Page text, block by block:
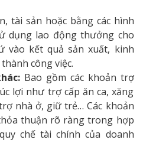
tài sản hoặc bằng các hình
dụng lao động thưởng cho
vào kết quả sản xuất, kinh
công việc.
Bao gồm các khoản trợ
lợi như trợ cấp ăn ca, xăng
nhà ở, giữ trẻ… Các khoản
thuận rõ ràng trong hợp
chế tài chính của doanh